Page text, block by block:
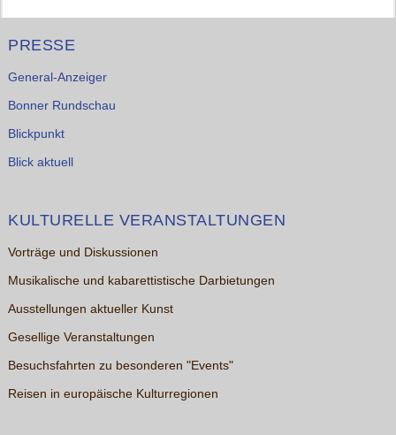
PRESSE
General-Anzeiger
Bonner Rundschau
Blickpunkt
Blick aktuell
KULTURELLE VERANSTALTUNGEN
Vorträge und Diskussionen
Musikalische und kabarettistische Darbietungen
Ausstellungen aktueller Kunst
Gesellige Veranstaltungen
Besuchsfahrten zu besonderen "Events"
Reisen in europäische Kulturregionen